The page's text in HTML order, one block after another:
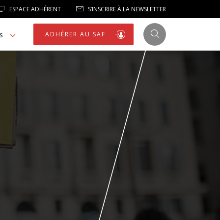
ESPACE ADHÉRENT S’INSCRIRE À LA NEWSLETTER
ADHÉRER AU SAF
NOTRE HOMMAGE